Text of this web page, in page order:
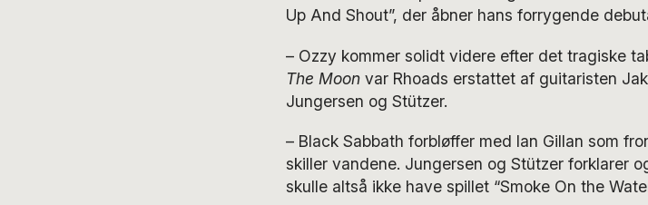
Up And Shout”, der åbner hans forrygende
– Ozzy kommer solidt videre efter det tragiske
The Moonvar Rhoads erstattet af guitaristen
Jungersen og Stützer.
– Black Sabbath forbløffer med Ian Gillan som
skiller vandene. Jungersen og Stützer forklarer
skulle altså ikke have spillet “Smoke On the